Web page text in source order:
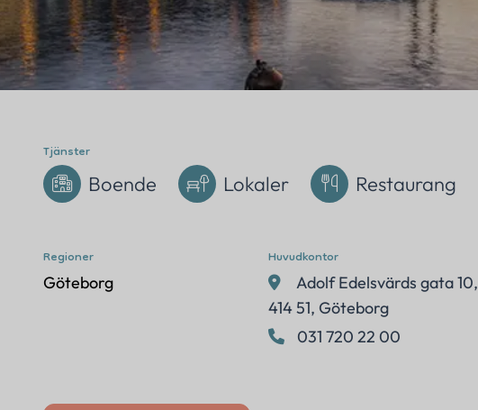
Adress Följ oss
Tjänster
Boende Lokaler Restaurang
Regioner
Göteborg
Huvudkontor
Adolf Edelsvärds gata 10,
414 51, Göteborg
031 720 22 00